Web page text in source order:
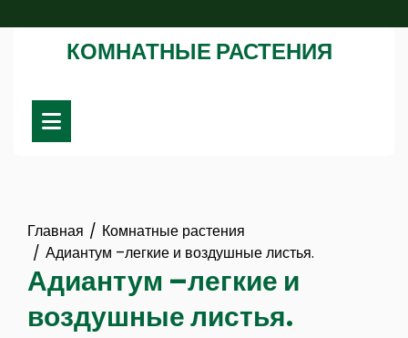
к
содержимомуКОМНАТНЫЕ РАСТЕНИЯ
Главная
Комнатные растения
Адиантум –легкие и воздушные листья.
Адиантум –легкие и
воздушные листья.